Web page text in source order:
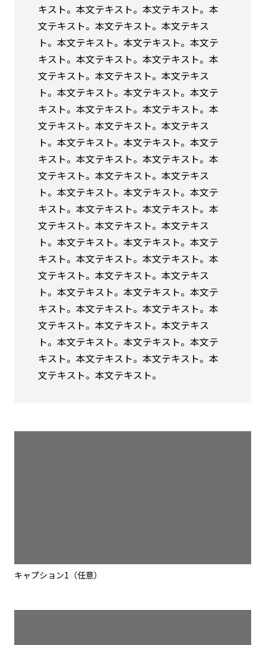
キスト。本文テキスト。本文テキスト。本
文テキスト。本文テキスト。本文テキス
ト。本文テキスト。本文テキスト。本文テ
キスト。本文テキスト。本文テキスト。本
文テキスト。本文テキスト。本文テキス
ト。本文テキスト。本文テキスト。本文テ
キスト。本文テキスト。本文テキスト。本
文テキスト。本文テキスト。本文テキス
ト。本文テキスト。本文テキスト。本文テ
キスト。本文テキスト。本文テキスト。本
文テキスト。本文テキスト。本文テキス
ト。本文テキスト。本文テキスト。本文テ
キスト。本文テキスト。本文テキスト。本
文テキスト。本文テキスト。本文テキス
ト。本文テキスト。本文テキスト。本文テ
キスト。本文テキスト。本文テキスト。本
文テキスト。本文テキスト。本文テキス
ト。本文テキスト。本文テキスト。本文テ
キスト。本文テキスト。本文テキスト。本
文テキスト。本文テキスト。本文テキス
ト。本文テキスト。本文テキスト。本文テ
キスト。本文テキスト。本文テキスト。本
文テキスト。本文テキスト。
キャプション1（任意）